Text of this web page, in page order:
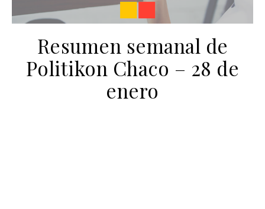
Resumen semanal de
Politikon Chaco – 28 de
enero